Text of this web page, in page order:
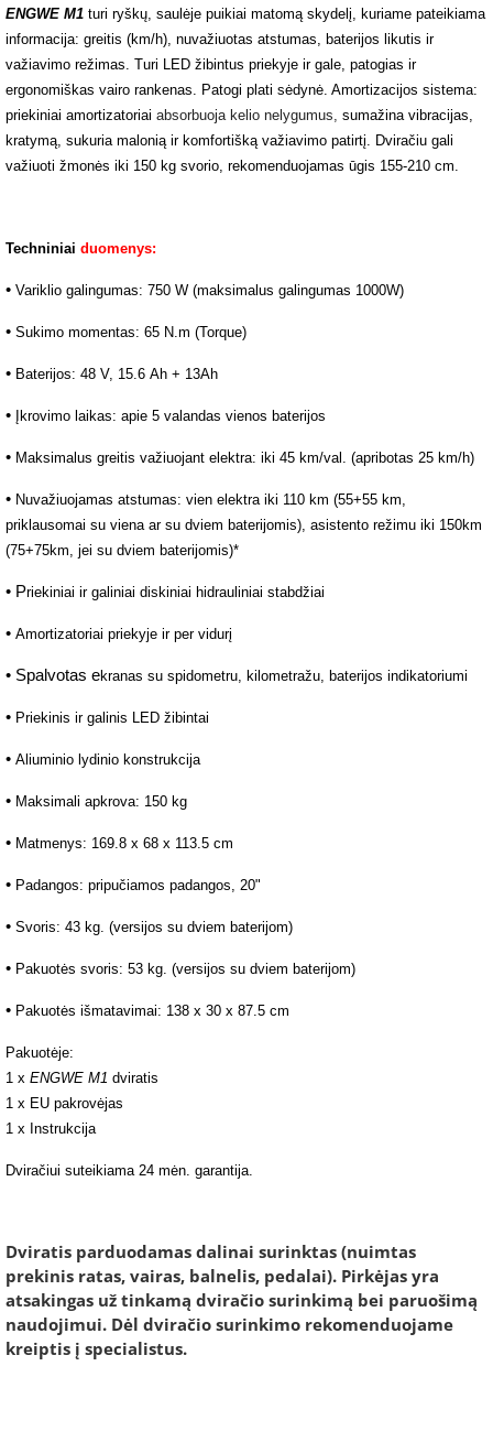
ENGWE M1 turi ryškų, saulėje puikiai matomą skydelį, kuriame pateikiama
informacija: greitis (km/h), nuvažiuotas atstumas, baterijos likutis ir
važiavimo režimas. Turi LED žibintus priekyje ir gale, patogias ir
ergonomiškas vairo rankenas. Patogi plati sėdynė. Amortizacijos sistema:
priekiniai amortizatoriai absorbuoja kelio nelygumus, sumažina vibracijas,
kratymą, sukuria malonią ir komfortišką važiavimo patirtį. Dviračiu gali
važiuoti žmonės iki 150 kg svorio, rekomenduojamas ūgis 155-210 cm.
Techniniai duomenys:
• Variklio galingumas: 750 W (maksimalus galingumas 1000W)
• Sukimo momentas: 65 N.m (Torque)
• Baterijos: 48 V, 15.6 Ah + 13Ah
• Įkrovimo laikas: apie 5 valandas vienos baterijos
• Maksimalus greitis važiuojant elektra: iki 45 km/val. (apribotas 25 km/h)
• Nuvažiuojamas atstumas: vien elektra iki 110 km (55+55 km,
priklausomai su viena ar su dviem baterijomis), asistento režimu iki 150km
(75+75km, jei su dviem baterijomis)*
• Priekiniai ir galiniai diskiniai hidrauliniai stabdžiai
• Amortizatoriai priekyje ir per vidurį
• Spalvotas ekranas su spidometru, kilometražu, baterijos indikatoriumi
• Priekinis ir galinis LED žibintai
• Aliuminio lydinio konstrukcija
• Maksimali apkrova: 150 kg
• Matmenys: 169.8 x 68 x 113.5 cm
• Padangos: pripučiamos padangos, 20"
• Svoris: 43 kg. (versijos su dviem baterijom)
• Pakuotės svoris: 53 kg. (versijos su dviem baterijom)
• Pakuotės išmatavimai: 138 x 30 x 87.5 cm
Pakuotėje:
1 x ENGWE M1 dviratis
1 x EU pakrovėjas
1 x Instrukcija
Dviračiui suteikiama 24 mėn. garantija.
Dviratis parduodamas dalinai surinktas (nuimtas
prekinis ratas, vairas, balnelis, pedalai). Pirkėjas yra
atsakingas už tinkamą dviračio surinkimą bei paruošimą
naudojimui. Dėl dviračio surinkimo rekomenduojame
kreiptis į specialistus.